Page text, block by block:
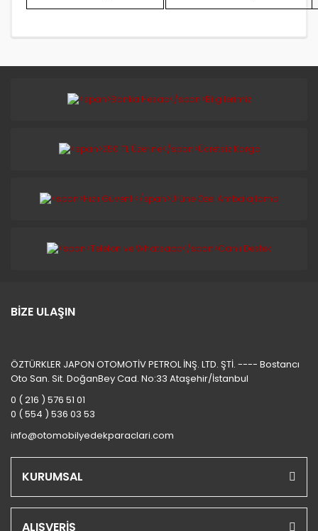
BİZE ULAŞIN
ÖZTÜRKLER JAPON OTOMOTİV PETROL İNŞ. LTD. ŞTİ. ---- Bostancı
Oto San. Sit. DoğanBey Cad. No:33 Ataşehir/İstanbul
0 ( 216 ) 576 51 01
0 ( 554 ) 536 03 53
info@otomobilyedekparaclari.com
KURUMSAL
ALIŞVERİŞ